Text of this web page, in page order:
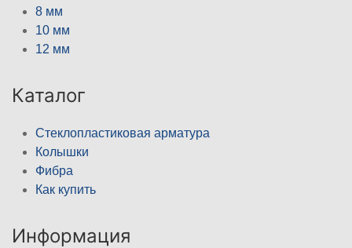
8 мм
10 мм
12 мм
Каталог
Стеклопластиковая арматура
Колышки
Фибра
Как купить
Информация